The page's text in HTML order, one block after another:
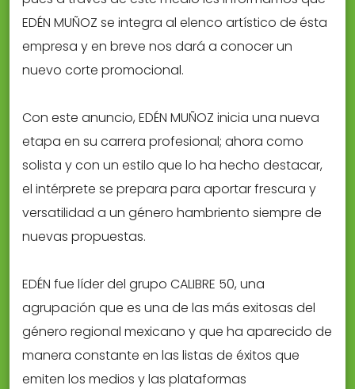
EDÉN MUÑOZ se integra al elenco artístico de ésta
empresa y en breve nos dará a conocer un
nuevo corte promocional.
Con este anuncio, EDÉN MUÑOZ inicia una nueva
etapa en su carrera profesional; ahora como
solista y con un estilo que lo ha hecho destacar,
el intérprete se prepara para aportar frescura y
versatilidad a un género hambriento siempre de
nuevas propuestas.
EDÉN fue líder del grupo CALIBRE 50, una
agrupación que es una de las más exitosas del
género regional mexicano y que ha aparecido de
manera constante en las listas de éxitos que
emiten los medios y las plataformas